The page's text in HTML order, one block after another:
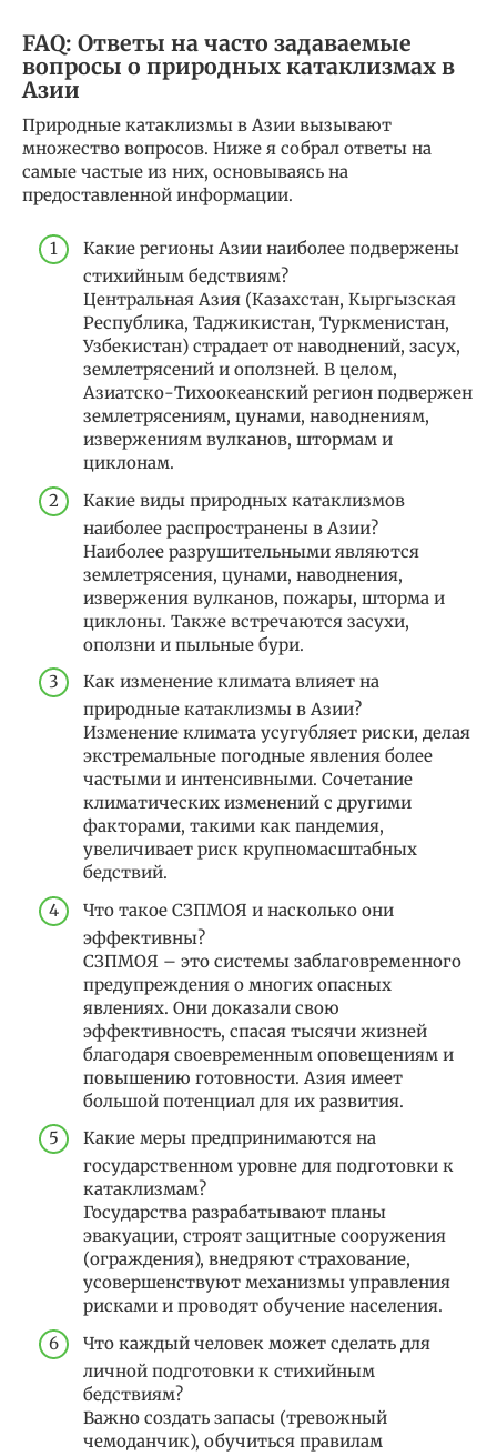
FAQ: Ответы на часто задаваемые
вопросы о природных катаклизмах в
Азии
Природные катаклизмы в Азии вызывают
множество вопросов. Ниже я собрал ответы на
самые частые из них, основываясь на
предоставленной информации.
Какие регионы Азии наиболее подвержены
стихийным бедствиям?
Центральная Азия (Казахстан, Кыргызская
Республика, Таджикистан, Туркменистан,
Узбекистан) страдает от наводнений, засух,
землетрясений и оползней. В целом,
Азиатско-Тихоокеанский регион подвержен
землетрясениям, цунами, наводнениям,
извержениям вулканов, штормам и
циклонам.
Какие виды природных катаклизмов
наиболее распространены в Азии?
Наиболее разрушительными являются
землетрясения, цунами, наводнения,
извержения вулканов, пожары, шторма и
циклоны. Также встречаются засухи,
оползни и пыльные бури.
Как изменение климата влияет на
природные катаклизмы в Азии?
Изменение климата усугубляет риски, делая
экстремальные погодные явления более
частыми и интенсивными. Сочетание
климатических изменений с другими
факторами, такими как пандемия,
увеличивает риск крупномасштабных
бедствий.
Что такое СЗПМОЯ и насколько они
эффективны?
СЗПМОЯ – это системы заблаговременного
предупреждения о многих опасных
явлениях. Они доказали свою
эффективность, спасая тысячи жизней
благодаря своевременным оповещениям и
повышению готовности. Азия имеет
большой потенциал для их развития.
Какие меры предпринимаются на
государственном уровне для подготовки к
катаклизмам?
Государства разрабатывают планы
эвакуации, строят защитные сооружения
(ограждения), внедряют страхование,
усовершенствуют механизмы управления
рисками и проводят обучение населения.
Что каждый человек может сделать для
личной подготовки к стихийным
бедствиям?
Важно создать запасы (тревожный
чемоданчик), обучиться правилам